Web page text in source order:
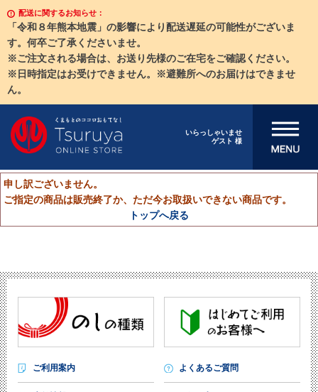
配送に関するお知らせ：
「令和８年熊本地震」の影響により配送遅延の可能性がございま
す。何卒ご了承くださいませ。
※ご注文される場合は、お送り先様のご在宅をご確認ください。
※日時指定はお受けできません。※避難所へのお届けはできませ
ん。
いらっしゃいませ
ゲスト 様
メニューを開
申し訳ございません。
ご指定の商品は販売終了か、ただ今お取扱いできない商品です。
トップへ戻る
ご利用案内 よくあるご質問